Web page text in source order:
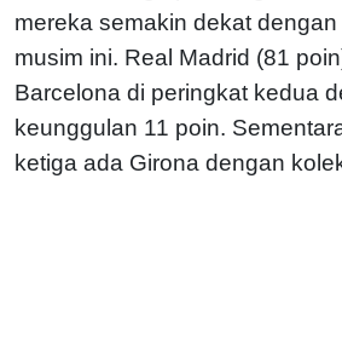
mereka semakin dekat
musim ini. Real Madrid (81
Barcelona di peringkat kedua
keunggulan 11 poin.
ketiga ada Girona dengan